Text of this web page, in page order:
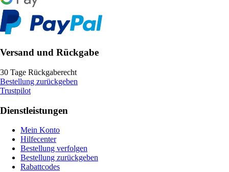
Versand und Rückgabe
30 Tage Rückgaberecht
Bestellung zurückgeben
Trustpilot
Dienstleistungen
Mein Konto
Hilfecenter
Bestellung verfolgen
Bestellung zurückgeben
Rabattcodes